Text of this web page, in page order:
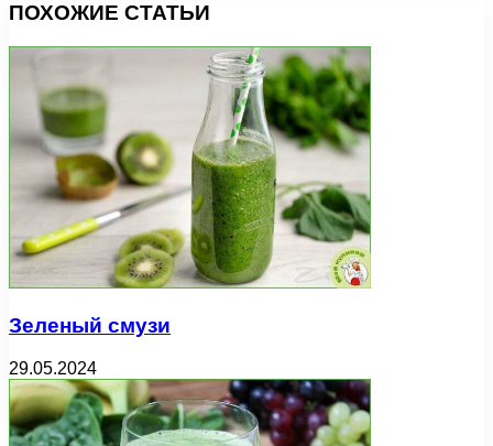
ПОХОЖИЕ СТАТЬИ
Зеленый смузи
29.05.2024